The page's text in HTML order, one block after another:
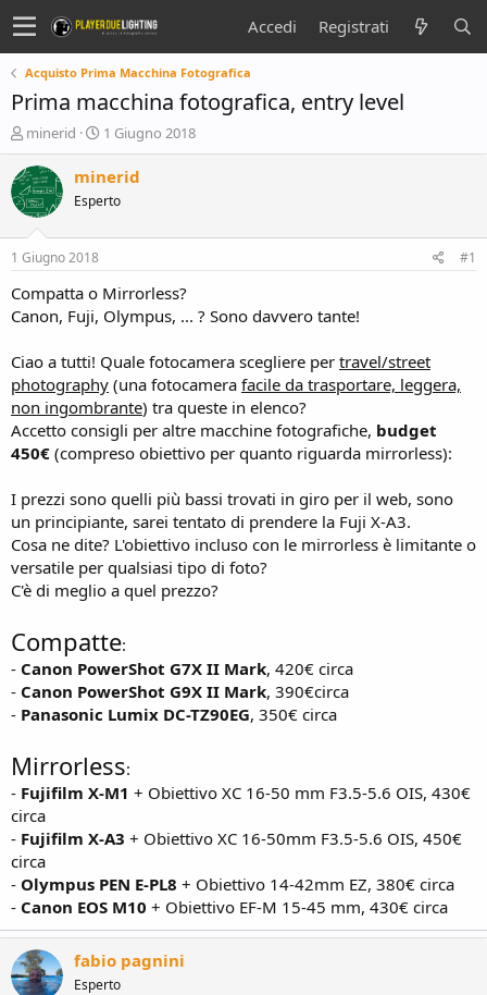
Accedi Registrati
Acquisto Prima Macchina Fotografica
Prima macchina fotografica, entry level
C
r
e
a
t
r
e
D
s
u
s
s
i
o
n
minerid
D
a
t
d
i
z
1 Giugno 2018
minerid
Esperto
1 Giugno 2018 #1
Compatta o Mirrorless?
Canon, Fuji, Olympus, ... ? Sono davvero tante!
Ciao a tutti! Quale fotocamera scegliere per travel/street
photography (una fotocamera facile da trasportare, leggera,
non ingombrante) tra queste in elenco?
Accetto consigli per altre macchine fotografiche, budget
450€ (compreso obiettivo per quanto riguarda mirrorless):
I prezzi sono quelli più bassi trovati in giro per il web, sono
un principiante, sarei tentato di prendere la Fuji X-A3.
Cosa ne dite? L'obiettivo incluso con le mirrorless è limitante o
versatile per qualsiasi tipo di foto?
C'è di meglio a quel prezzo?
Compatte:
- Canon PowerShot G7X II Mark, 420€ circa
- Canon PowerShot G9X II Mark, 390€circa
- Panasonic Lumix DC-TZ90EG, 350€ circa
Mirrorless:
- Fujifilm X-M1 + Obiettivo XC 16-50 mm F3.5-5.6 OIS, 430€
circa
- Fujifilm X-A3 + Obiettivo XC 16-50mm F3.5-5.6 OIS, 450€
circa
- Olympus PEN E-PL8 + Obiettivo 14-42mm EZ, 380€ circa
- Canon EOS M10 + Obiettivo EF-M 15-45 mm, 430€ circa
fabio pagnini
Esperto